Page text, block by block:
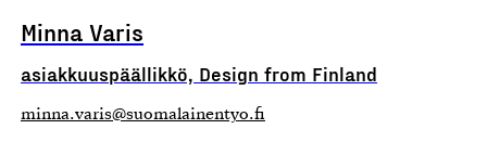
Minna Varis
asiakkuuspäällikkö, Design from Finland
minna.varis@suomalainentyo.fi